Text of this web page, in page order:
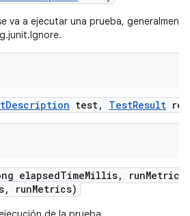
va a ejecutar una prueba,
Description test, TestResult
elapsedTimeMillis, runMetrics)
runMetrics)